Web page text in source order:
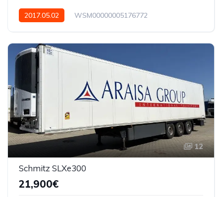
2017.05.02 WSM00000005176772
12
Schmitz SLXe300
21,900€